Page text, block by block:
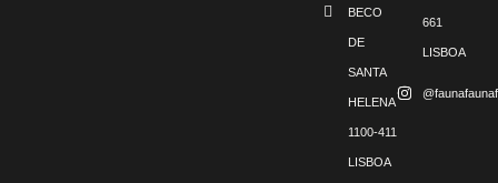
BECO
DE
SANTA
HELENA
1100-411
LISBOA
661
LISBOA